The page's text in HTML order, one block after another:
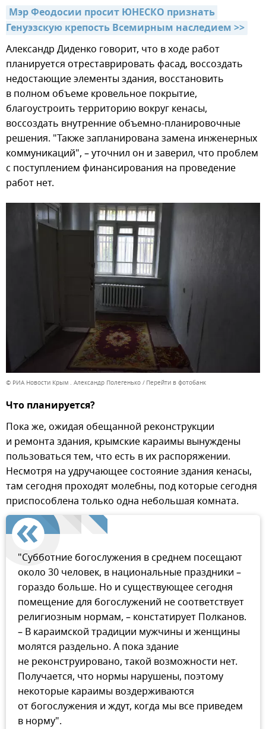
Мэр Феодосии просит ЮНЕСКО признать
Генуэзскую крепость Всемирным наследием >>
Александр Диденко говорит, что в ходе работ
планируется отреставрировать фасад, воссоздать
недостающие элементы здания, восстановить
в полном объеме кровельное покрытие,
благоустроить территорию вокруг кенасы,
воссоздать внутренние объемно-планировочные
решения. "Также запланирована замена инженерных
коммуникаций", – уточнил он и заверил, что проблем
с поступлением финансирования на проведение
работ нет.
© РИА Новости Крым . Александр Полегенько Перейти в фотобанк
Что планируется?
Пока же, ожидая обещанной реконструкции
и ремонта здания, крымские караимы вынуждены
пользоваться тем, что есть в их распоряжении.
Несмотря на удручающее состояние здания кенасы,
там сегодня проходят молебны, под которые сегодня
приспособлена только одна небольшая комната.
"Субботние богослужения в среднем посещают
около 30 человек, в национальные праздники –
гораздо больше. Но и существующее сегодня
помещение для богослужений не соответствует
религиозным нормам, – констатирует Полканов.
– В караимской традиции мужчины и женщины
молятся раздельно. А пока здание
не реконструировано, такой возможности нет.
Получается, что нормы нарушены, поэтому
некоторые караимы воздерживаются
от богослужения и ждут, когда мы все приведем
в норму".